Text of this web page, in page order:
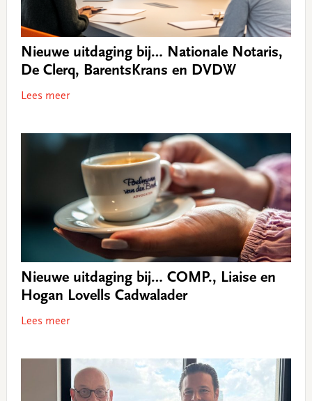
Nieuwe uitdaging bij… Nationale Notaris,
De Clerq, BarentsKrans en DVDW
Lees meer
Nieuwe uitdaging bij… COMP., Liaise en
Hogan Lovells Cadwalader
Lees meer